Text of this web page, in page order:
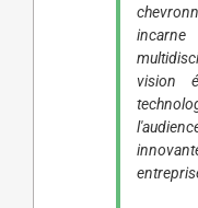
vision